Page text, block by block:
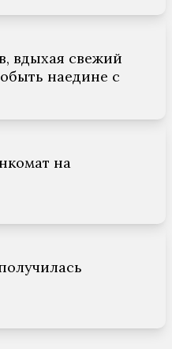
вдыхая свежий
наедине с
на